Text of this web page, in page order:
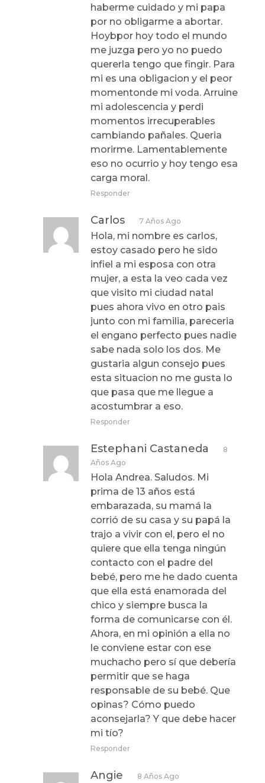
haberme cuidado y mi papa
por no obligarme a abortar.
Hoybpor hoy todo el mundo
me juzga pero yo no puedo
quererla tengo que fingir. Para
mi es una obligacion y el peor
momentonde mi voda. Arruine
mi adolescencia y perdi
momentos irrecuperables
cambiando pañales. Queria
morirme. Lamentablemente
eso no ocurrio y hoy tengo esa
carga moral.
Responder
Carlos 7 Años Ago
Hola, mi nombre es carlos,
estoy casado pero he sido
infiel a mi esposa con otra
mujer, a esta la veo cada vez
que visito mi ciudad natal
pues ahora vivo en otro pais
junto con mi familia, pareceria
el engano perfecto pues nadie
sabe nada solo los dos. Me
gustaria algun consejo pues
esta situacion no me gusta lo
que pasa que me llegue a
acostumbrar a eso.
Responder
Estephani Castaneda
8
Años Ago
Hola Andrea. Saludos. Mi
prima de 13 años está
embarazada, su mamá la
corrió de su casa y su papá la
trajo a vivir con el, pero el no
quiere que ella tenga ningún
contacto con el padre del
bebé, pero me he dado cuenta
que ella está enamorada del
chico y siempre busca la
forma de comunicarse con él.
Ahora, en mi opinión a ella no
le conviene estar con ese
muchacho pero sí que debería
permitir que se haga
responsable de su bebé. Que
opinas? Cómo puedo
aconsejarla? Y que debe hacer
mi tío?
Responder
Angie 8 Años Ago